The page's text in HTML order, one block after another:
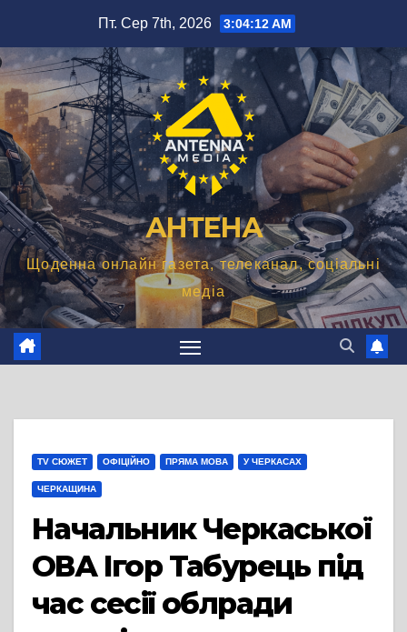
вмісту
Пт. Сер 7th, 2026 3:04:13 AM
АНТЕНА
Щоденна онлайн газета, телеканал, соціальні
медіа
TV СЮЖЕТ ОФІЦІЙНО ПРЯМА МОВА У ЧЕРКАСАХ
ЧЕРКАЩИНА
Начальник Черкаської
ОВА Ігор Табурець під
час сесії облради